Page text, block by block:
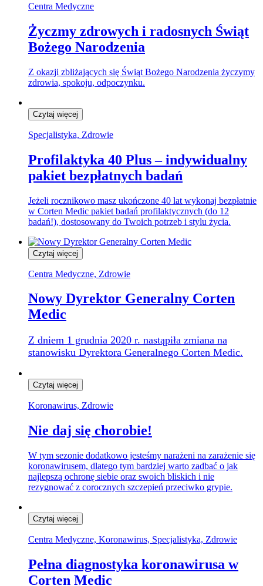
Centra Medyczne
Życzmy zdrowych i radosnych Świąt
Bożego Narodzenia
Z okazji zbliżających się Świąt Bożego Narodzenia życzymy
zdrowia, spokoju, odpoczynku.
Czytaj więcej
Specjalistyka, Zdrowie
Profilaktyka 40 Plus – indywidualny
pakiet bezpłatnych badań
Jeżeli rocznikowo masz ukończone 40 lat wykonaj bezpłatnie
w Corten Medic pakiet badań profilaktycznych (do 12
badań!), dostosowany do Twoich potrzeb i stylu życia.
Czytaj więcej
Centra Medyczne, Zdrowie
Nowy Dyrektor Generalny Corten
Medic
Z dniem 1 grudnia 2020 r. nastąpiła zmiana na
stanowisku Dyrektora Generalnego Corten Medic.
Czytaj więcej
Koronawirus, Zdrowie
Nie daj się chorobie!
W tym sezonie dodatkowo jesteśmy narażeni na zarażenie się
koronawirusem, dlatego tym bardziej warto zadbać o jak
najlepszą ochronę siebie oraz swoich bliskich i nie
rezygnować z corocznych szczepień przeciwko grypie.
Czytaj więcej
Centra Medyczne, Koronawirus, Specjalistyka, Zdrowie
Pełna diagnostyka koronawirusa w
Corten Medic